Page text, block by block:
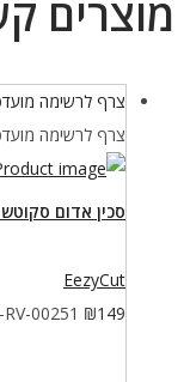
נדן
מוצרים
צרף לרשימה
צרף לרשימה
סכין אדום
EezyCut
00251 ₪149